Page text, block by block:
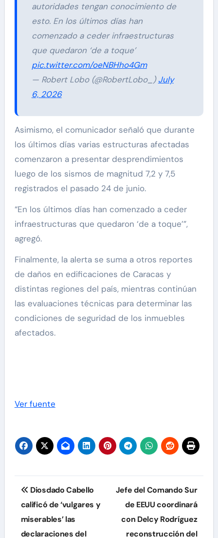
autoridades tengan conocimiento de
esto. En los últimos días han
comenzado a ceder infraestructuras
que quedaron ‘de a toque’
pic.twitter.com/oeNBHho4Gm
— Robert Lobo (@RobertLobo_)July
6, 2026
Asimismo, el comunicador señaló que durante
los últimos días varias estructuras afectadas
comenzaron a presentar desprendimientos
luego de los sismos de magnitud 7,2 y 7,5
registrados el pasado 24 de junio.
“En los últimos días han comenzado a ceder
infraestructuras que quedaron ‘de a toque’”,
agregó.
Finalmente, la alerta se suma a otros reportes
de daños en edificaciones de Caracas y
distintas regiones del país, mientras continúan
las evaluaciones técnicas para determinar las
condiciones de seguridad de los inmuebles
afectados.
Ver fuente
Navegación
de
entradas
Diosdado Cabello
calificó de ‘vulgares y
miserables’ las
declaraciones del
Jefe del Comando Sur
de EEUU coordinará
con Delcy Rodríguez
reconstrucción del